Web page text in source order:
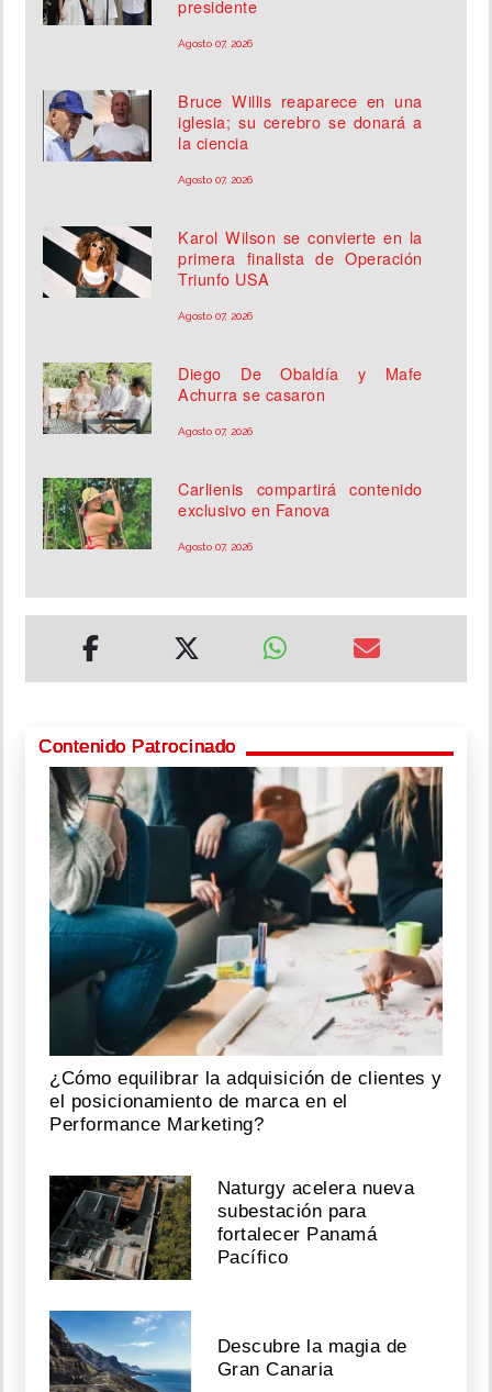
presidente
Agosto 07, 2026
Bruce Willis reaparece en una
iglesia; su cerebro se donará a
la ciencia
Agosto 07, 2026
Karol Wilson se convierte en la
primera finalista de Operación
Triunfo USA
Agosto 07, 2026
Diego De Obaldía y Mafe
Achurra se casaron
Agosto 07, 2026
Carlienis compartirá contenido
exclusivo en Fanova
Agosto 07, 2026
Contenido Patrocinado
¿Cómo equilibrar la adquisición de clientes y
el posicionamiento de marca en el
Performance Marketing?
Naturgy acelera nueva
subestación para
fortalecer Panamá
Pacífico
Descubre la magia de
Gran Canaria